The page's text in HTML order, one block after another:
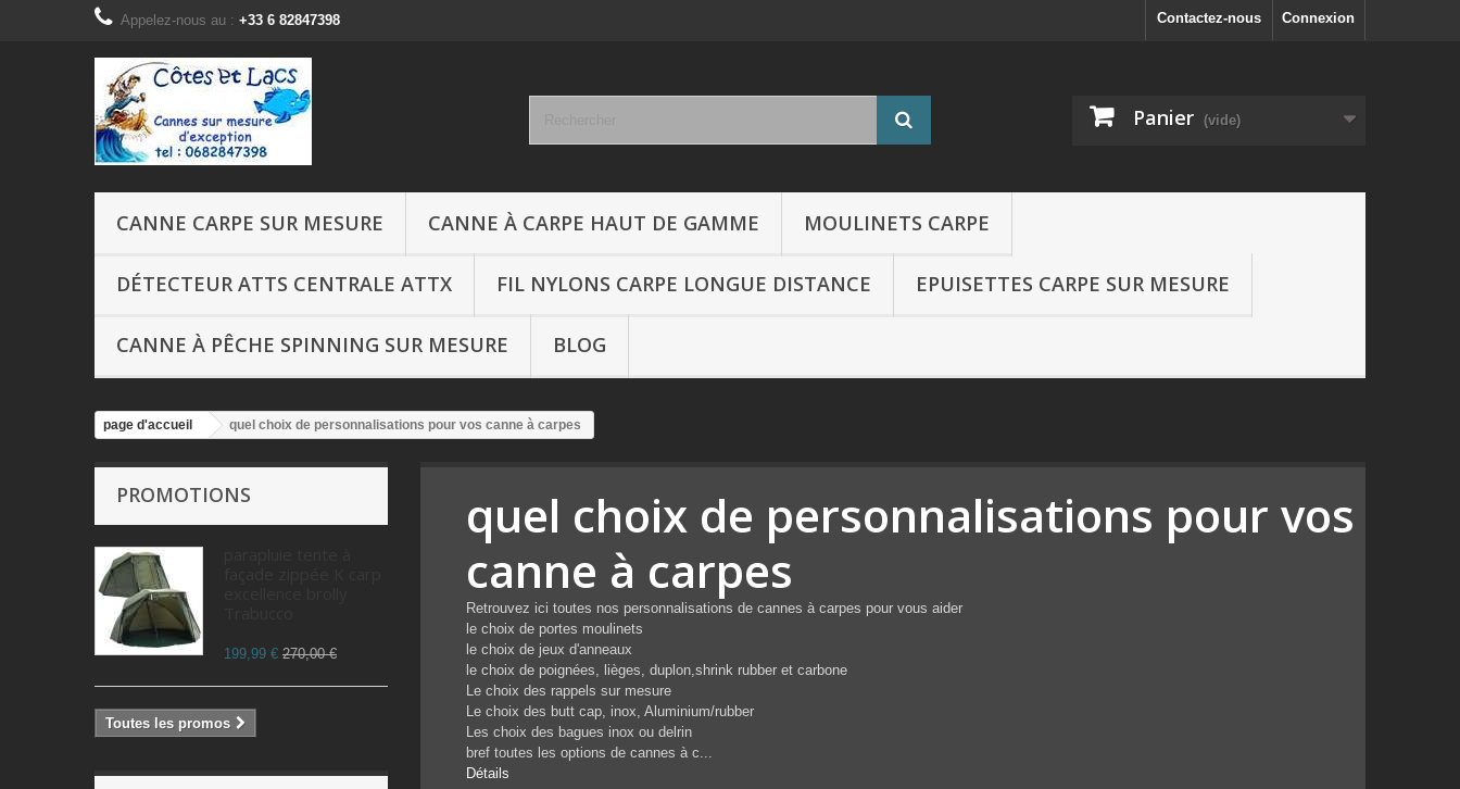
Connexion
Contactez-nous
Appelez-nous au : +33 6 82847398
Panier (vide)
CANNE CARPE SUR MESURE CANNE À CARPE HAUT DE GAMME MOULINETS CARPE
DÉTECTEUR ATTS CENTRALE ATTX FIL NYLONS CARPE LONGUE DISTANCE EPUISETTES CARPE SUR MESURE
CANNE À PÊCHE SPINNING SUR MESURE BLOG
page d'accueil quel choix de personnalisations pour vos canne à carpes
PROMOTIONS
199,99 € 270,00 €
Toutes les promos
quel choix de personnalisations pour vos
canne à carpes
Retrouvez ici toutes nos personnalisations de cannes à carpes pour vous aider
le choix de portes moulinets
le choix de jeux d'anneaux
le choix de poignées, lièges, duplon,shrink rubber et carbone
Le choix des rappels sur mesure
Le choix des butt cap, inox, Aluminium/rubber
Les choix des bagues inox ou delrin
bref toutes les options de cannes à c...
Détails